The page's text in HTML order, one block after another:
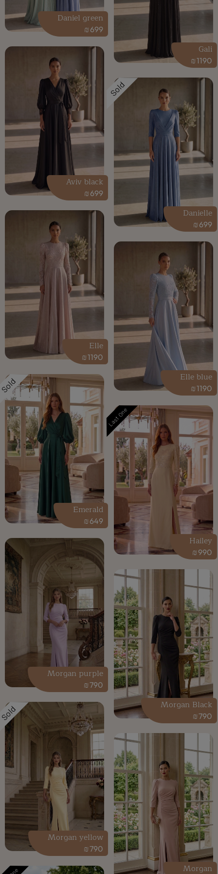
1190
₪
Gali
699
₪
Daniel green
Sold
699
₪
Danielle
699
₪
Aviv black
1190
₪
Elle blue
1190
₪
Elle
Last One
990
₪
Hailey
Sold
649
₪
Emerald
790
₪
Morgan Black
790
₪
Morgan purple
Morgan
Sold
790
₪
Morgan yellow